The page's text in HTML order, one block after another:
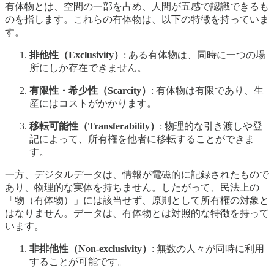
有体物とは、空間の一部を占め、人間が五感で認識できるも
のを指します。これらの有体物は、以下の特徴を持っていま
す。
排他性（Exclusivity） : ある有体物は、同時に一つの場
所にしか存在できません。
有限性・希少性（Scarcity） : 有体物は有限であり、生
産にはコストがかかります。
移転可能性（Transferability） : 物理的な引き渡しや登
記によって、所有権を他者に移転することができま
す。
一方、デジタルデータは、情報が電磁的に記録されたもので
あり、物理的な実体を持ちません。したがって、民法上の
「物（有体物）」には該当せず、原則として所有権の対象と
はなりません。データは、有体物とは対照的な特徴を持って
います。
非排他性（Non-exclusivity） : 無数の人々が同時に利用
することが可能です。